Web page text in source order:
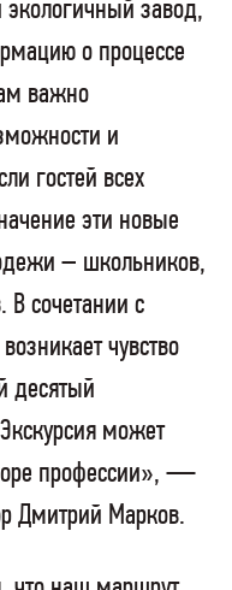
экологичный завод,
о процессе
важно
и
гостей всех
эти новые
– школьников,
В сочетании с
чувство
десятый
может
профессии», —
Дмитрий Марков.